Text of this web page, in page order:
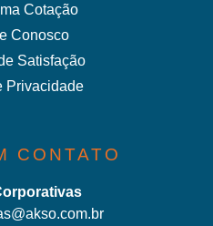
Cotação
Conosco
Satisfação
Privacidade
CONTATO